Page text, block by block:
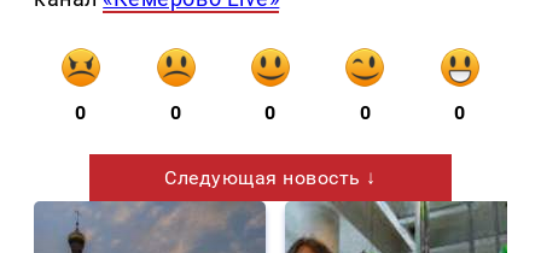
0 0 0 0 0
Следующая новость ↓